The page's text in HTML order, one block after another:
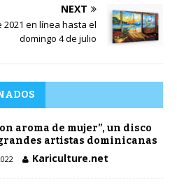
NEXT
2021 en línea hasta el
domingo 4 de julio
aroma de mujer”, un disco
artistas dominicanas
Kariculture.net